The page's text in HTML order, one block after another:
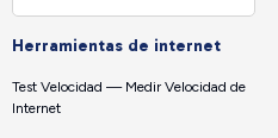
Herramientas de internet
Test Velocidad — Medir Velocidad de
Internet